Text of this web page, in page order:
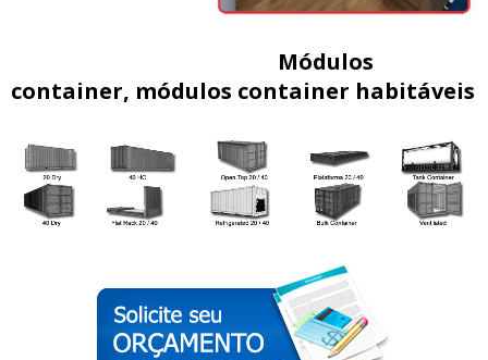
Módulos
container, módulos container habitáveis